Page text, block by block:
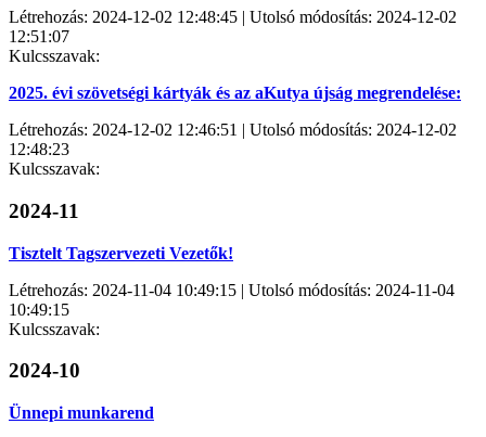
Létrehozás: 2024-12-02 12:48:45 | Utolsó módosítás: 2024-12-02
12:51:07
Kulcsszavak:
2025. évi szövetségi kártyák és az aKutya újság megrendelése:
Létrehozás: 2024-12-02 12:46:51 | Utolsó módosítás: 2024-12-02
12:48:23
Kulcsszavak:
2024-11
Tisztelt Tagszervezeti Vezetők!
Létrehozás: 2024-11-04 10:49:15 | Utolsó módosítás: 2024-11-04
10:49:15
Kulcsszavak:
2024-10
Ünnepi munkarend